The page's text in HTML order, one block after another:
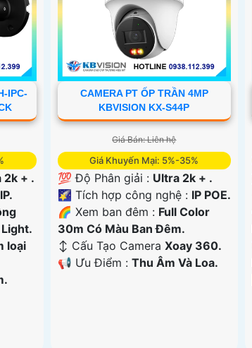
IPC-
2k + .
IP.
loại
CAMERA PT ỐP TRẦN 4MP
KBVISION KX-S44P
Giá Bán: Liên hệ
Giá Khuyến Mại: 5%-35%
💯 Độ Phân giải : Ultra 2k + .
🌠 Tích hợp công nghệ : IP POE.
🌈 Xem ban đêm : Full Color
30m Có Màu Ban Ðêm.
↕️ Cấu Tạo Camera Xoay 360.
️📢 Ưu Điểm : Thu Âm Và Loa.